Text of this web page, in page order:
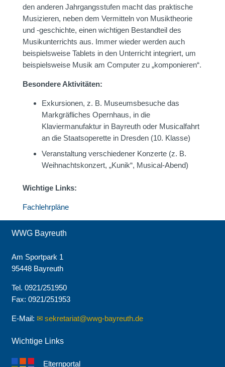
den anderen Jahrgangsstufen macht das praktische
Musizieren, neben dem Vermitteln von Musiktheorie
und -geschichte, einen wichtigen Bestandteil des
Musikunterrichts aus. Immer wieder werden auch
beispielsweise Tablets in den Unterricht integriert, um
beispielsweise Musik am Computer zu „komponieren“.
Besondere Aktivitäten:
Exkursionen, z. B. Museumsbesuche das
Markgräfliches Opernhaus, in die
Klaviermanufaktur in Bayreuth oder Musicalfahrt
an die Staatsoperette in Dresden (10. Klasse)
Veranstaltung verschiedener Konzerte (z. B.
Weihnachtskonzert, „Kunik“, Musical-Abend)
Wichtige Links:
Fachlehrpläne
WWG Bayreuth
Am Sportpark 1
95448 Bayreuth
Tel. 0921/251950
Fax: 0921/251953
E-Mail: sekretariat@wwg-bayreuth.de
Wichtige Links
Elternportal